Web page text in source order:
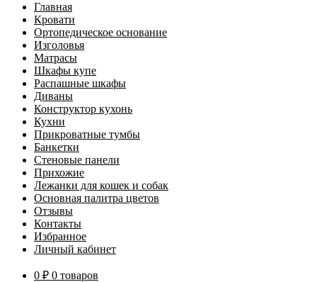
Главная
Кровати
Ортопедическое основание
Изголовья
Матрасы
Шкафы купе
Распашные шкафы
Диваны
Конструктор кухонь
Кухни
Прикроватные тумбы
Банкетки
Стеновые панели
Прихожие
Лежанки для кошек и собак
Основная палитра цветов
Отзывы
Контакты
Избранное
Личный кабинет
0 ₽ 0 товаров